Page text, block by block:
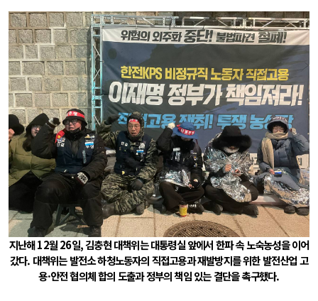
지난해 12월 26일, 김충현 대책위는 대통령실 앞에서 한파 속 노숙농성을 이어
갔다. 대책위는 발전소 하청노동자의 직접고용과 재발방지를 위한 발전산업 고
용·안전 협의체 합의 도출과 정부의 책임 있는 결단을 촉구했다.